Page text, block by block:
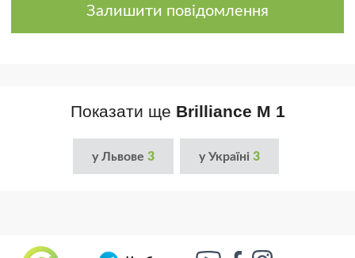
Залишити повідомлення
Показати ще Brilliance M 1
у Львове 3 у Україні 3